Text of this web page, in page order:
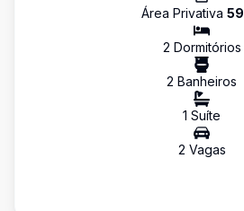
Área Privativa 59
2 Dormitórios
2 Banheiros
1 Suíte
2 Vagas